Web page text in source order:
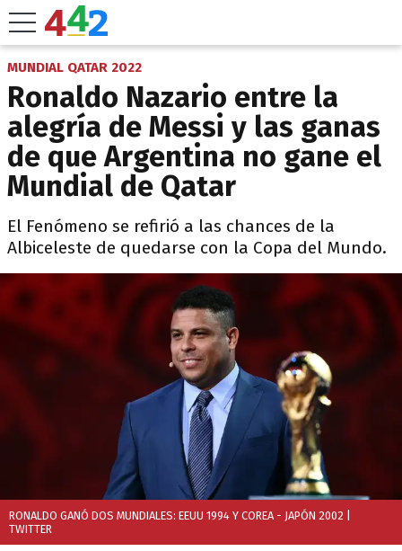
MUNDIAL QATAR 2022
Ronaldo Nazario entre la
alegría de Messi y las ganas
de que Argentina no gane el
Mundial de Qatar
El Fenómeno se refirió a las chances de la
Albiceleste de quedarse con la Copa del Mundo.
RONALDO GANÓ DOS MUNDIALES: EEUU 1994 Y COREA - JAPÓN 2002
TWITTER